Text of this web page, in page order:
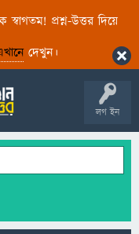
স্বাগতম! প্রশ্ন-উত্তর দিয়ে
দেখুন।
লগ ইন